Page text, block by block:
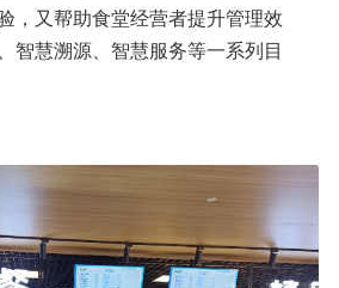
，又帮助食堂经营者提升管理效
智慧溯源、智慧服务等一系列目